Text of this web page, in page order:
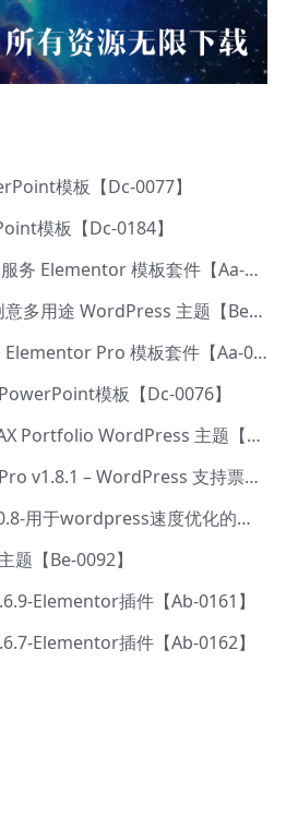
模板【Dc-0077】
模板【Dc-0184】
Jarvis – 网络安全服务 Elementor 模板套件【Aa-0035】
lmpeka v1.3.9-创意多用途 WordPress 主题【Be-0064】
Agria – 农业公司 Elementor Pro 模板套件【Aa-0003】
模板【Dc-0076】
Rhye v3.5.3 – AJAX Portfolio WordPress 主题【Bi-0049】
Fluent Support Pro v1.8.1 – WordPress 支持票务系统【Cc-0041】
WP Rocket v3.10.8-用于wordpress速度优化的缓存加速插件【Cd-0019】
题【Be-0092】
Elementor插件【Ab-0161】
Elementor插件【Ab-0162】